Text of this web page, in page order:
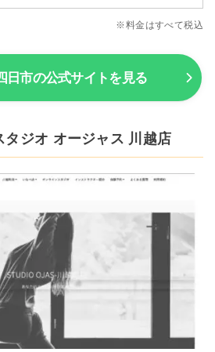
※料金はすべて税込
日市の公式サイトを見る
ジオ オージャス 川越店